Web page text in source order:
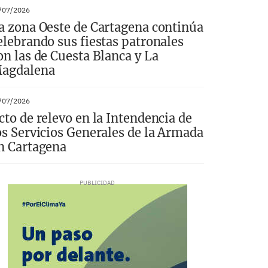
07/2026
zona Oeste de Cartagena continúa
sus fiestas patronales
las de Cuesta Blanca y La
07/2026
de relevo en la Intendencia de
Servicios Generales de la Armada
Cartagena